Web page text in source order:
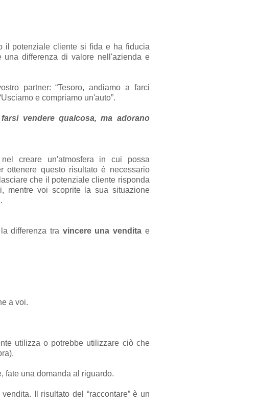
il potenziale cliente si fida e ha fiducia
una differenza di valore nell'azienda e
partner: “Tesoro, andiamo a farci
e compriamo un'auto”.
vendere qualcosa, ma adorano
creare un'atmosfera in cui possa
ottenere questo risultato è necessario
che il potenziale cliente risponda
mentre voi scoprite la sua situazione
differenza tra vincere una vendita e
a voi.
utilizza o potrebbe utilizzare ciò che
fate una domanda al riguardo.
Il risultato del “raccontare” è un